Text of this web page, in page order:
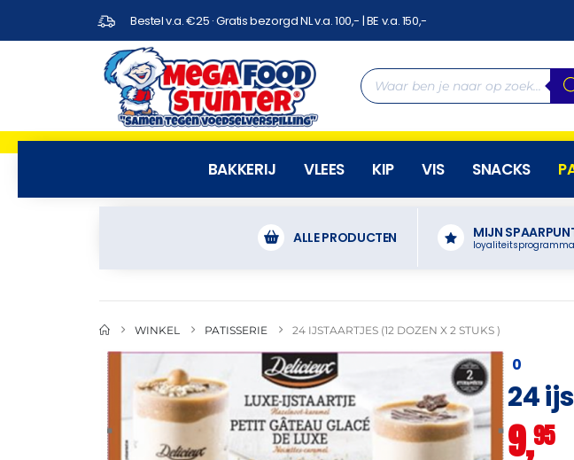
Bestel v.a. €25 · Gratis bezorgd NL v.a. 100,- | BE v.a. 150,-
BAKKERIJ VLEES KIP VIS SNACKS
ALLE PRODUCTEN MIJN
loyaliteitsprogramma
WINKEL PATISSERIE 24 IJSTAARTJES (12 DOZEN X 2 STUKS )
0
24
9,95